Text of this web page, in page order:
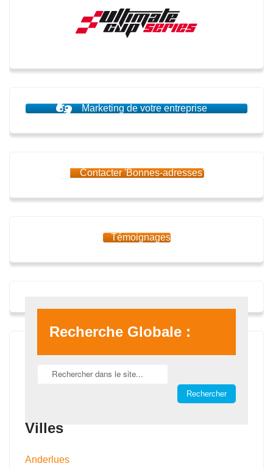
Marketing de votre entreprise
Contacter 'Bonnes-adresses'
Témoignages
Recherche Globale :
Villes
Anderlues